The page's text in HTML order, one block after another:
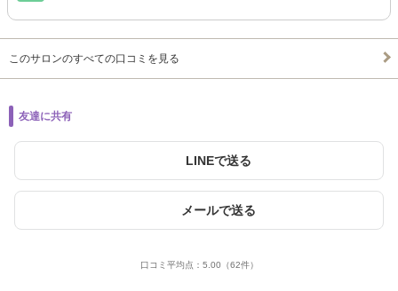
このサロンのすべての口コミを見る
友達に共有
LINEで送る
メールで送る
口コミ平均点： 5.00 （62件）